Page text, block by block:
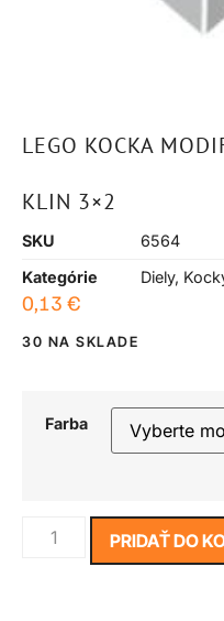
LEGO KOCKA
KLIN 3×2
SKU
6564
Kategórie
Diely,
0,13 €
30 NA SKLADE
Farba
PRIDAŤ DO